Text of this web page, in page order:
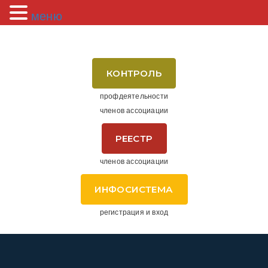
КОНТРОЛЬ
профдеятельности
членов ассоциации
РЕЕСТР
членов ассоциации
ИНФОСИСТЕМА
регистрация и вход
меню